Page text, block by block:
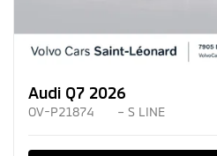
Audi Q7 2026
OV-P21874 – S LINE